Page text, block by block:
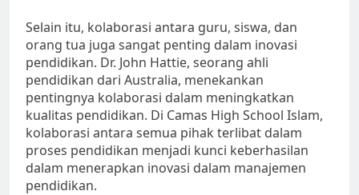
Selain itu, kolaborasi antara guru, siswa, dan
orang tua juga sangat penting dalam inovasi
pendidikan. Dr. John Hattie, seorang ahli
pendidikan dari Australia, menekankan
pentingnya kolaborasi dalam meningkatkan
kualitas pendidikan. Di Camas High School Islam,
kolaborasi antara semua pihak terlibat dalam
proses pendidikan menjadi kunci keberhasilan
dalam menerapkan inovasi dalam manajemen
pendidikan.